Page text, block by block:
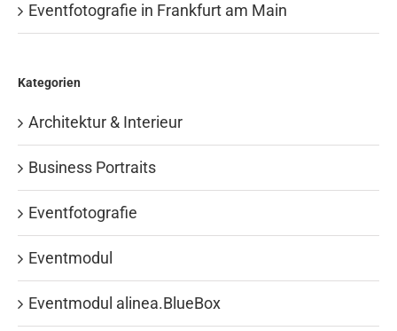
Eventfotografie in Frankfurt am Main
Kategorien
Architektur & Interieur
Business Portraits
Eventfotografie
Eventmodul
Eventmodul alinea.BlueBox